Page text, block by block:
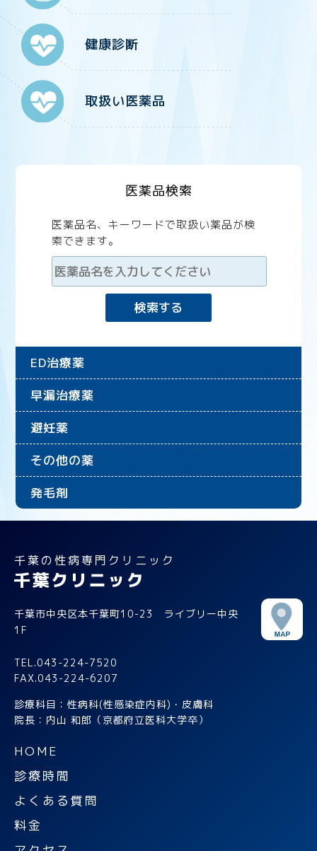
健康診断
取扱い医薬品
医薬品検索
医薬品名、キーワードで取扱い薬品が検
索できます。
ED治療薬
早漏治療薬
避妊薬
その他の薬
発毛剤
千葉の性病専門クリニック
千葉市中央区本千葉町10-23 ライブリー中央
1F
TEL.043-224-7520
FAX.043-224-6207
診療科目：性病科(性感染症内科)・皮膚科
院長：内山 和郎（京都府立医科大学卒）
HOME
診療時間
よくある質問
料金